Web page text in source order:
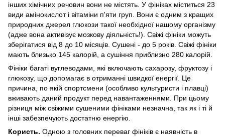
інших хімічних речовин вони не містять. У фініках міститься 23
види амінокислот і вітаміни п'яти груп. Вони є одним з кращих
природних джерел глюкози такої необхідної нашому організму
(адже вона активізує мозкову діяльність!). Свіжі фініки можуть
зберігатися від 8 до 10 місяців. Сушені - до 5 років. Свіжі фініки
мають близько 145 калорій, а сушіння приблизно 280 калорій.
Фініки багаті вуглеводами, які включають сахарозу, фруктозу і
глюкозу, що допомагає в отриманні швидкої енергії. Це
причина, по якій спортсмени (особливо культуристи і плавці)
вживають даний продукт перед навантаженнями. При цьому
різниця між свіжими сушеними фініками незначна, так як і ті й
інші забезпечують достатню енергію.
Користь. Одною з головних переваг фініків є наявність в